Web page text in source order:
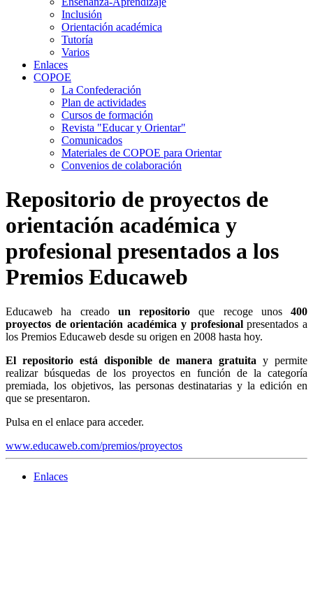
Inclusión
Orientación académica
Tutoría
Varios
Enlaces
COPOE
La Confederación
Plan de actividades
Cursos de formación
Revista "Educar y Orientar"
Comunicados
Materiales de COPOE para Orientar
Convenios de colaboración
Repositorio de proyectos de
orientación académica y
profesional presentados a los
Premios Educaweb
Educaweb ha creado un repositorio que recoge unos 400
proyectos de orientación académica y profesionalpresentados a
los Premios Educaweb desde su origen en 2008 hasta hoy.
El repositorio está disponible de manera gratuita y permite
realizar búsquedas de los proyectos en función de la categoría
premiada, los objetivos, las personas destinatarias y la edición en
que se presentaron.
Pulsa en el enlace para acceder.
www.educaweb.com/premios/proyectos
Enlaces